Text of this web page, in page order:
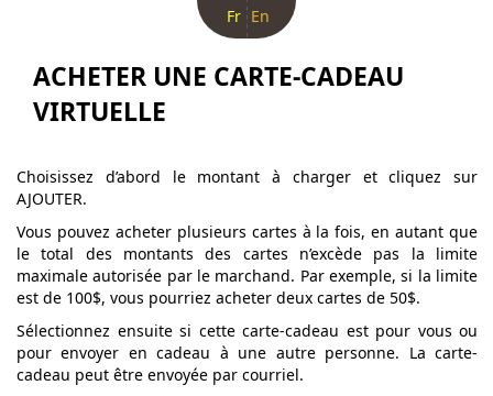
Fr En
ACHETER UNE CARTE-CADEAU
VIRTUELLE
Choisissez d’abord le montant à charger et cliquez sur
AJOUTER.
Vous pouvez acheter plusieurs cartes à la fois, en autant que
le total des montants des cartes n’excède pas la limite
maximale autorisée par le marchand. Par exemple, si la limite
est de 100$, vous pourriez acheter deux cartes de 50$.
Sélectionnez ensuite si cette carte-cadeau est pour vous ou
pour envoyer en cadeau à une autre personne. La carte-
cadeau peut être envoyée par courriel.